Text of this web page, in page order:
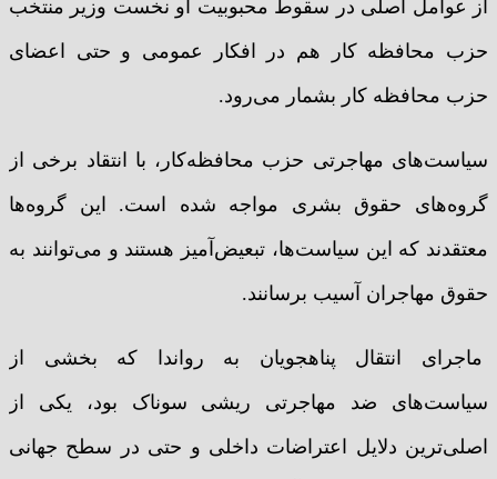
از عوامل اصلی در سقوط محبوبیت او نخست وزیر منتخب
حزب محافظه کار هم در افکار عمومی و حتی اعضای
حزب محافظه کار بشمار می‌رود.
سیاست‌های مهاجرتی حزب محافظه‌کار، با انتقاد برخی از
گروه‌های حقوق بشری مواجه شده است. این گروه‌ها
معتقدند که این سیاست‌ها، تبعیض‌آمیز هستند و می‌توانند به
حقوق مهاجران آسیب برسانند.
ماجرای انتقال پناهجویان به رواندا که بخشی از
سیاست‌های ضد مهاجرتی ریشی سوناک بود، یکی از
اصلی‌ترین دلایل اعتراضات داخلی و حتی در سطح جهانی